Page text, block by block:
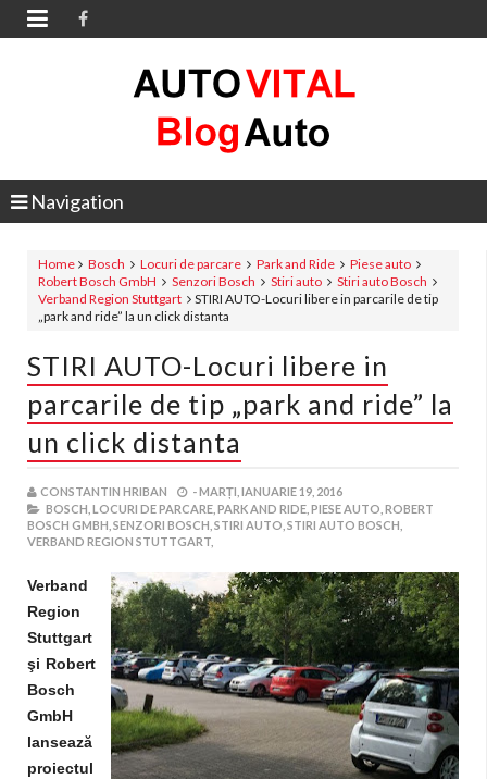

Navigation
Home Bosch Locuri de parcare Park and Ride
Piese auto
Robert Bosch GmbH
Senzori Bosch Stiri auto
Stiri auto Bosch
Verband Region Stuttgart
STIRI AUTO-Locuri libere in parcarile de tip
„park and ride” la un click distanta
STIRI AUTO-Locuri libere in
parcarile de tip „park and ride” la
un click distanta
CONSTANTIN HRIBAN -MARȚI, IANUARIE 19, 2016
BOSCH, LOCURI DE PARCARE, PARK AND RIDE, PIESE AUTO, ROBERT
BOSCH GMBH, SENZORI BOSCH, STIRI AUTO, STIRI AUTO BOSCH,
VERBAND REGION STUTTGART,
Verband
Region
Stuttgart
şi Robert
Bosch
GmbH
lansează
proiectul